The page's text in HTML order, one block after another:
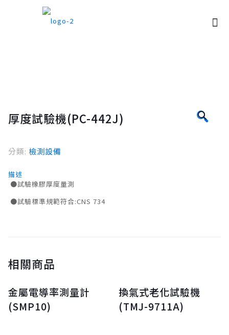
🔍
厚度試驗機(PC-442J)
分類: 檢測設備
描述
●試驗橡膠厚度量測
●試驗標準規範符合:CNS 734
相關商品
金屬電導率測量計
(SMP10)
換氣式老化試驗機
(TMJ-9711A)